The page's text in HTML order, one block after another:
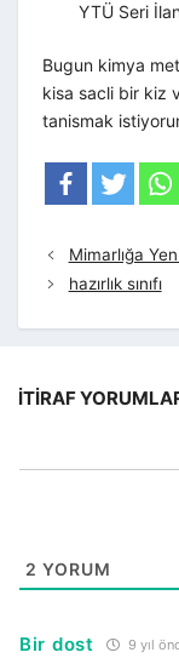
YTÜ Seri
Bugun kimya
kisa sacli bir kiz
tanismak
Mimarlığa
hazırlık sınıfı
İTIRAF
2 YORUM
Bir dost 9 yıl